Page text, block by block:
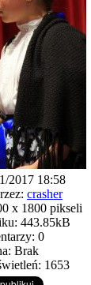
2017 18:58
crasher
x 1800 pikseli
443.85kB
0
Brak
1653